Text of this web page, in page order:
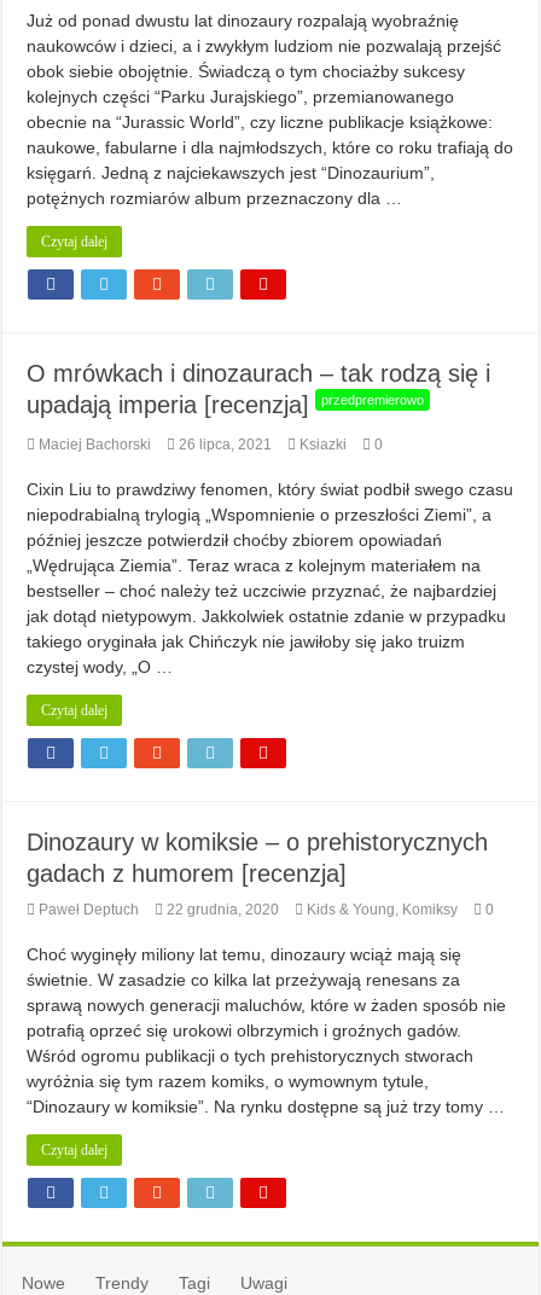
Już od ponad dwustu lat dinozaury rozpalają wyobraźnię
naukowców i dzieci, a i zwykłym ludziom nie pozwalają przejść
obok siebie obojętnie. Świadczą o tym chociażby sukcesy
kolejnych części “Parku Jurajskiego”, przemianowanego
obecnie na “Jurassic World”, czy liczne publikacje książkowe:
naukowe, fabularne i dla najmłodszych, które co roku trafiają do
księgarń. Jedną z najciekawszych jest “Dinozaurium”,
potężnych rozmiarów album przeznaczony dla …
Czytaj dalej
O mrówkach i dinozaurach – tak rodzą się i
upadają imperia [recenzja]
przedpremierowo
Maciej Bachorski 26 lipca, 2021 Ksiazki 0
Cixin Liu to prawdziwy fenomen, który świat podbił swego czasu
niepodrabialną trylogią „Wspomnienie o przeszłości Ziemi”, a
później jeszcze potwierdził choćby zbiorem opowiadań
„Wędrująca Ziemia”. Teraz wraca z kolejnym materiałem na
bestseller – choć należy też uczciwie przyznać, że najbardziej
jak dotąd nietypowym. Jakkolwiek ostatnie zdanie w przypadku
takiego oryginała jak Chińczyk nie jawiłoby się jako truizm
czystej wody, „O …
Czytaj dalej
Dinozaury w komiksie – o prehistorycznych
gadach z humorem [recenzja]
Paweł Deptuch 22 grudnia, 2020 Kids & Young, Komiksy 0
Choć wyginęły miliony lat temu, dinozaury wciąż mają się
świetnie. W zasadzie co kilka lat przeżywają renesans za
sprawą nowych generacji maluchów, które w żaden sposób nie
potrafią oprzeć się urokowi olbrzymich i groźnych gadów.
Wśród ogromu publikacji o tych prehistorycznych stworach
wyróżnia się tym razem komiks, o wymownym tytule,
“Dinozaury w komiksie”. Na rynku dostępne są już trzy tomy …
Czytaj dalej
Nowe Trendy Tagi Uwagi